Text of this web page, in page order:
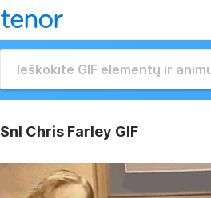
Snl Chris Farley GIF